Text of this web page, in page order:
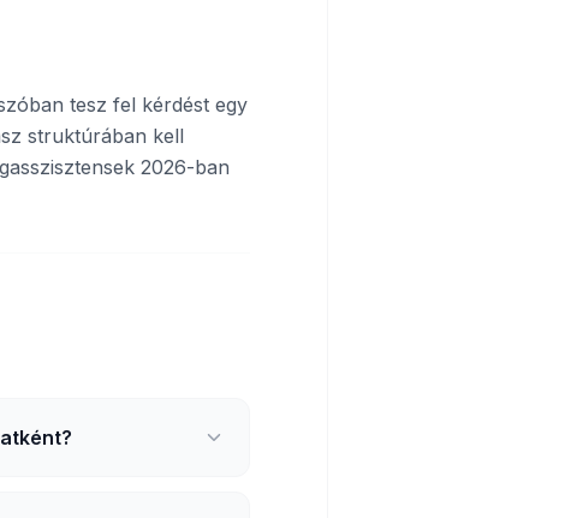
tesz fel kérdést egy
struktúrában kell
2026-ban